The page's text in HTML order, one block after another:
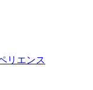
リエンス